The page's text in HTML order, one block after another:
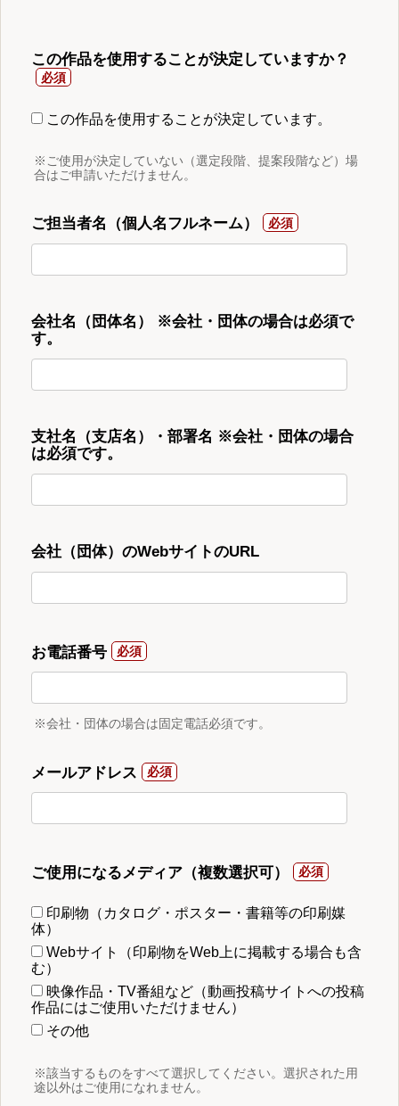
この作品を使用することが決定していますか？
この作品を使用することが決定しています。
※ご使用が決定していない（選定段階、提案段階など）場
合はご申請いただけません。
ご担当者名（個人名フルネーム）
会社名（団体名） ※会社・団体の場合は必須で
す。
支社名（支店名）・部署名 ※会社・団体の場合
は必須です。
会社（団体）のWebサイトのURL
お電話番号
※会社・団体の場合は固定電話必須です。
メールアドレス
ご使用になるメディア（複数選択可）
印刷物（カタログ・ポスター・書籍等の印刷媒
体）
Webサイト（印刷物をWeb上に掲載する場合も含
む）
映像作品・TV番組など（動画投稿サイトへの投稿
作品にはご使用いただけません）
その他
※該当するものをすべて選択してください。選択された用
途以外はご使用になれません。